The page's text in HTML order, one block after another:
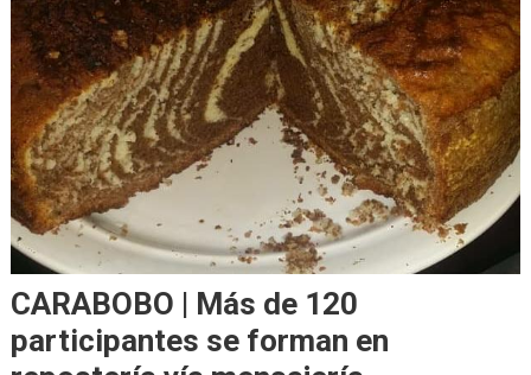
CARABOBO | Más de 120
participantes se forman en